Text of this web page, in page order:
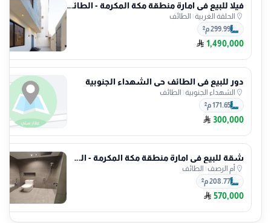
فيلا للبيع في امارة منطقة مكة المكرمة - الطائف حي الحلقة الغربية
الحلقة الغربية| الطائف
299.99 م²
1,490,000
دور للبيع في الطائف حي الشهداء الجنوبية
الشهداء الجنوبية| الطائف
171.65 م²
300,000
شقة للبيع في امارة منطقة مكة المكرمة - الطائف أم الرصف
أم الرصف| الطائف
208.77 م²
570,000